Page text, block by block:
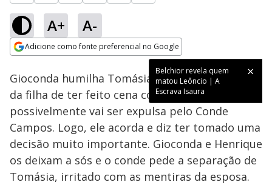
A+ A-
Adicione como fonte preferencial no Google
Belchior revela quem
matou Leôncio | A
Escrava Isaura
Ativar
Loaded
27.44%
Gioconda humilha Tomásia pelos atos recentes
da filha de ter feito cena com Leôncio e, agora,
possivelmente vai ser expulsa pelo Conde
Campos. Logo, ele acorda e diz ter tomado uma
decisão muito importante. Gioconda e Henrique
os deixam a sós e o conde pede a separação de
Tomásia, irritado com as mentiras da esposa.